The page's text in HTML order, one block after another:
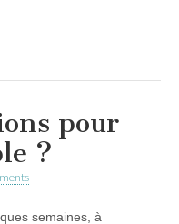
pour
?
semaines, à